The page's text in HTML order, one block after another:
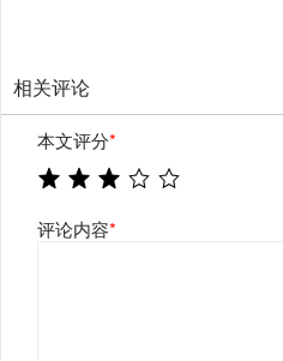
相关评论
本文评分*
评论内容*